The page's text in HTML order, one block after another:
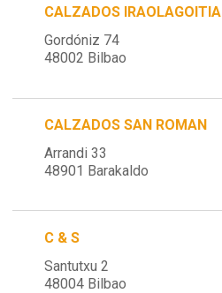
CALZADOS IRAOLAGOITIA
Gordóniz 74
48002 Bilbao
CALZADOS SAN ROMAN
Arrandi 33
48901 Barakaldo
C & S
Santutxu 2
48004 Bilbao